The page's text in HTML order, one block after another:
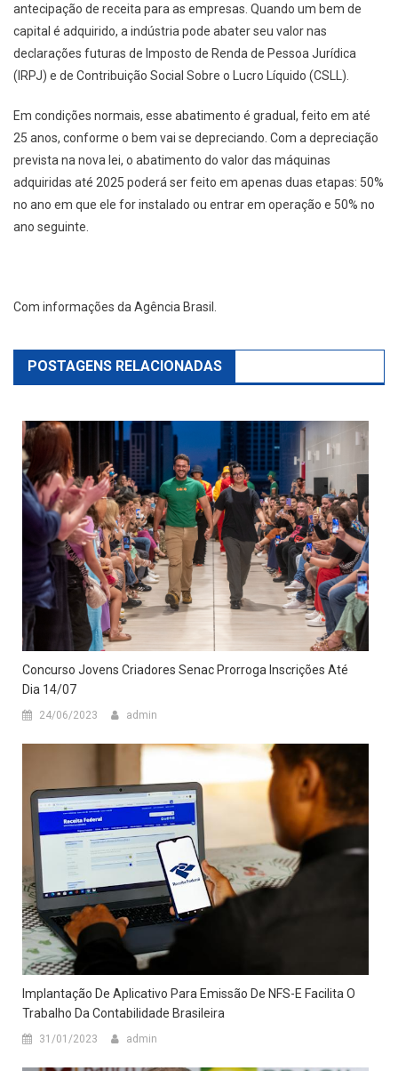
antecipação de receita para as empresas. Quando um bem de
capital é adquirido, a indústria pode abater seu valor nas
declarações futuras de Imposto de Renda de Pessoa Jurídica
(IRPJ) e de Contribuição Social Sobre o Lucro Líquido (CSLL).
Em condições normais, esse abatimento é gradual, feito em até
25 anos, conforme o bem vai se depreciando. Com a depreciação
prevista na nova lei, o abatimento do valor das máquinas
adquiridas até 2025 poderá ser feito em apenas duas etapas: 50%
no ano em que ele for instalado ou entrar em operação e 50% no
ano seguinte.
Com informações da Agência Brasil.
POSTAGENS RELACIONADAS
Concurso Jovens Criadores Senac Prorroga Inscrições Até
Dia 14/07
24/06/2023 admin
Implantação De Aplicativo Para Emissão De NFS-E Facilita O
Trabalho Da Contabilidade Brasileira
31/01/2023 admin